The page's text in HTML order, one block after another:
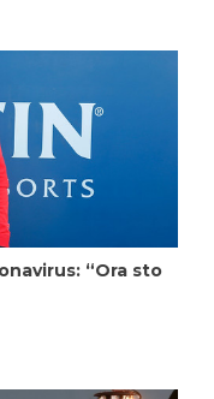
“Ora sto